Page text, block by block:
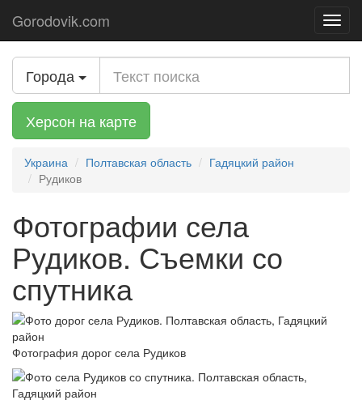
Gorodovik.com
Города
Херсон на карте
Украина Полтавская область
Гадяцкий район
Рудиков
Фотографии села
Рудиков. Съемки со
спутника
Фотография дорог села Рудиков